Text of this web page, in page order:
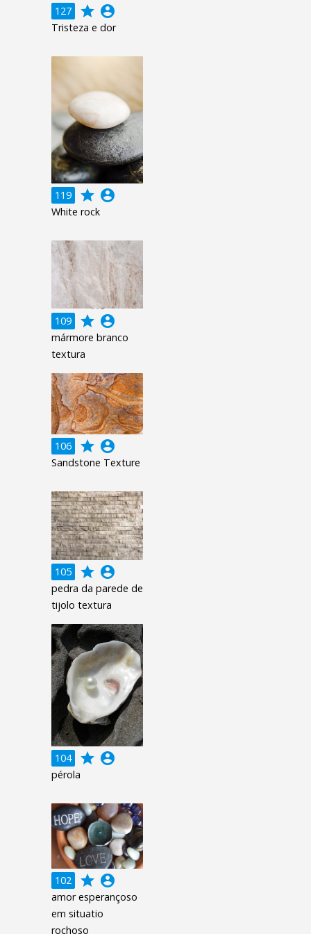
127 grade account_circle
Tristeza e dor
119 grade account_circle
White rock
109 grade account_circle
mármore branco
textura
106 grade account_circle
Sandstone Texture
105 grade account_circle
pedra da parede de
tijolo textura
104 grade account_circle
pérola
102 grade account_circle
amor esperançoso
em situatio
rochoso